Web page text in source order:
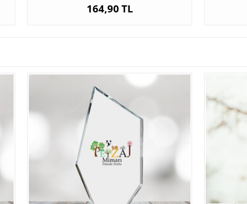
164,90 TL